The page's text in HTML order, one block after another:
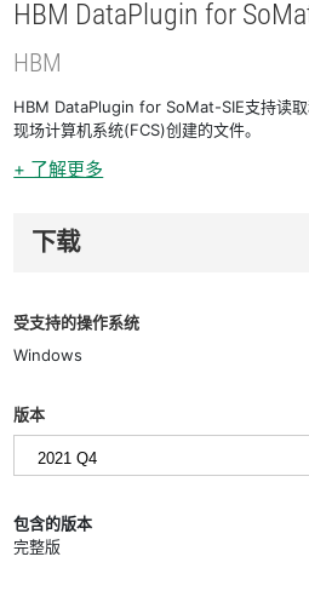
HBM DataPlugin for
HBM
HBM DataPlugin for SoMat-SIE支持读
现场计算机系统(FCS)创建的文件。
+ 了解更多
下载
受支持的操作系统
Windows
版本
包含的版本
完整版